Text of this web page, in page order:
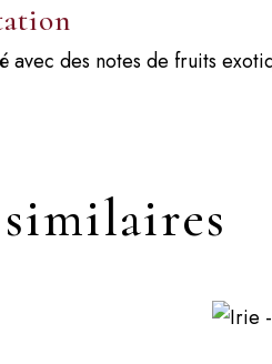
avec des notes de fruits